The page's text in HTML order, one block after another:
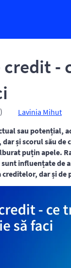
-
Lavinia Mihut
sau potențial,
și scorul său de
puțin apele.
influențate de
dar și de